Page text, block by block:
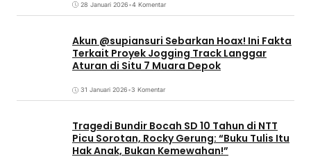
28 Januari 2026•4 Komentar
Akun @supiansuri Sebarkan Hoax! Ini Fakta
Terkait Proyek Jogging Track Langgar
Aturan di Situ 7 Muara Depok
31 Januari 2026•3 Komentar
Tragedi Bundir Bocah SD 10 Tahun di NTT
Picu Sorotan, Rocky Gerung: “Buku Tulis Itu
Hak Anak, Bukan Kemewahan!”